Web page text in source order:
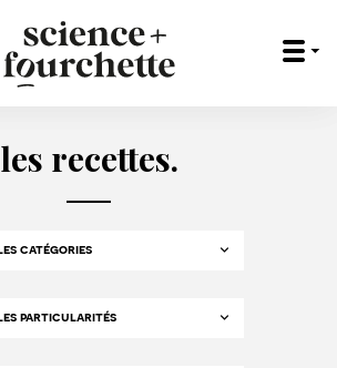
les recettes.